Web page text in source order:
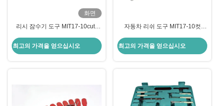
화면
리시 잠수기 도구 MIT17-10cuts
최고의 가격을 얻으십시오
자동차 리쉬 도구 MIT17-10컷
Mitsubishi 도어 잠금 장치 오프너
최고의 가격을 얻으십시오